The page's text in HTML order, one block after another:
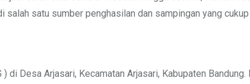
satu sumber penghasilan dan sampingan yang cukup
di Desa Arjasari, Kecamatan Arjasari, Kabupaten Bandung.